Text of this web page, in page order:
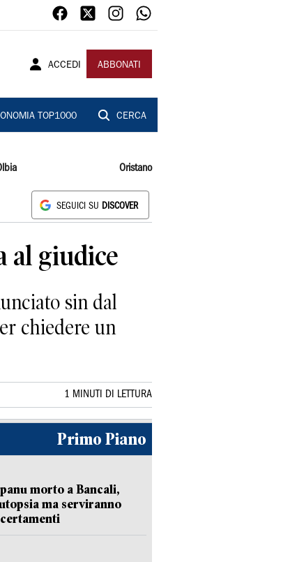
ACCEDI ABBONATI
TOP1000 CERCA
Oristano
SEGUICI SU DISCOVER
al giudice
sin dal
chiedere un
1 MINUTI DI LETTURA
Primo Piano
morto a Bancali,
ma serviranno